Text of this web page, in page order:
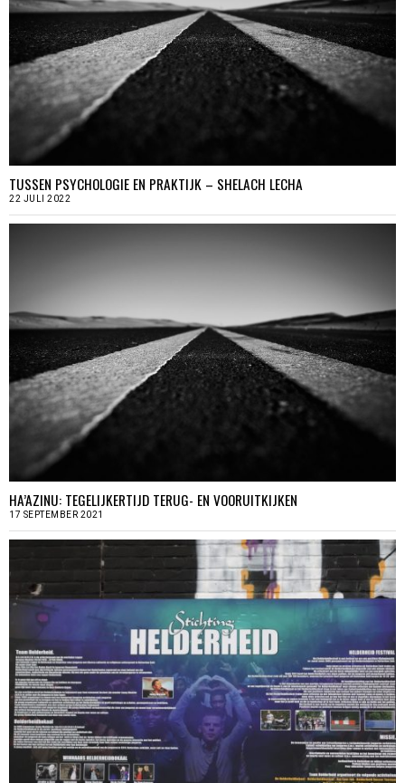
TUSSEN PSYCHOLOGIE EN PRAKTIJK – SHELACH LECHA
22 JULI 2022
HA’AZINU: TEGELIJKERTIJD TERUG- EN VOORUITKIJKEN
17 SEPTEMBER 2021